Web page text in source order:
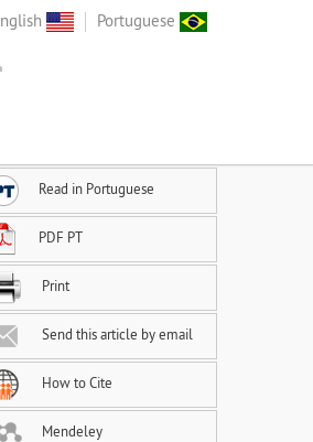
Portuguese
Read in Portuguese
PDF PT
Print
Send this article by email
How to Cite
Mendeley